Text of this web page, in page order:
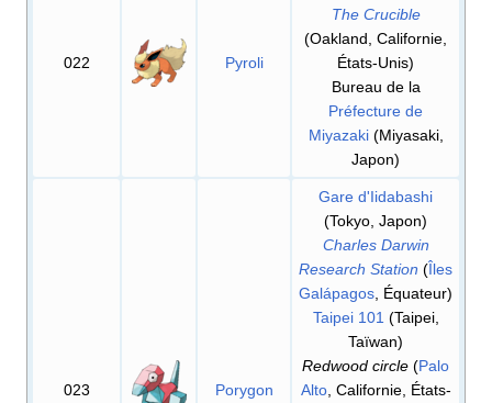
022 Pyroli
The Crucible
(Oakland, Californie,
États-Unis)
Bureau de la
Préfecture de
Miyazaki(Miyasaki,
Japon)
023 Porygon
Gare d'Iidabashi
(Tokyo, Japon)
Charles Darwin
Research Station (Îles
Galápagos , Équateur)
Taipei 101 (Taipei,
Taïwan)
Redwood circle (Palo
Alto, Californie, États-